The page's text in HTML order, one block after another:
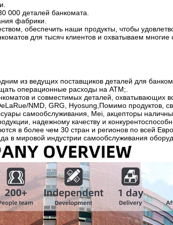
000 деталей банкомата.
фабрики.
обеспечить наши продукты, чтобы
для тысяч клиентов и охватываем многие
из ведущих поставщиков деталей для
операционные расходы на ATM;.
и совместимых деталей, охватывающих
NMD, GRG, Hyosung,Помимо продуктов,
самообслуживания, Mei, акцепторы
надежному качеству и
в более чем 30 стран и регионов по всей
в мировой индустрии самообслуживания